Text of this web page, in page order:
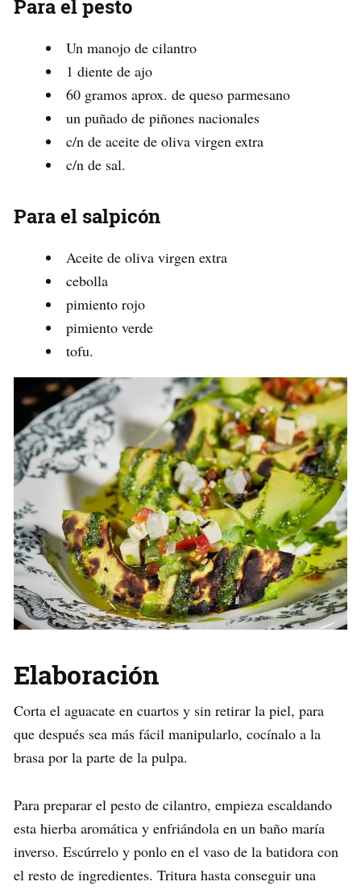
Para el pesto
Un manojo de cilantro
1 diente de ajo
60 gramos aprox. de queso parmesano
un puñado de piñones nacionales
c/n de aceite de oliva virgen extra
c/n de sal.
Para el salpicón
Aceite de oliva virgen extra
cebolla
pimiento rojo
pimiento verde
tofu.
Elaboración
Corta el aguacate en cuartos y sin retirar la piel, para
que después sea más fácil manipularlo, cocínalo a la
brasa por la parte de la pulpa.
Para preparar el pesto de cilantro, empieza escaldando
esta hierba aromática y enfriándola en un baño maría
inverso. Escúrrelo y ponlo en el vaso de la batidora con
el resto de ingredientes. Tritura hasta conseguir una